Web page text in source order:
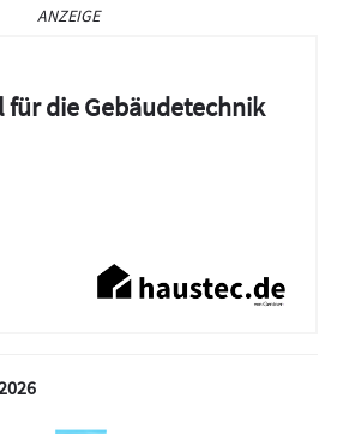
ANZEIGE
für die Gebäudetechnik